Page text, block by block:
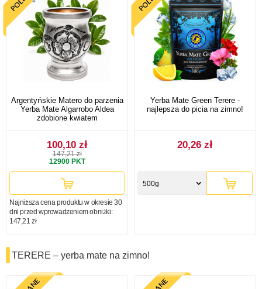
Argentyńskie Matero do parzenia
Yerba Mate Algarrobo Aldea
zdobione kwiatem
100,10 zł
147,21 zł
12900PKT
Najniższa cena produktu w okresie 30
dni przed wprowadzeniem obniżki:
147,21 zł
Yerba Mate Green Terere -
najlepsza do picia na zimno!
20,26 zł
500g
TERERE – yerba mate na zimno!